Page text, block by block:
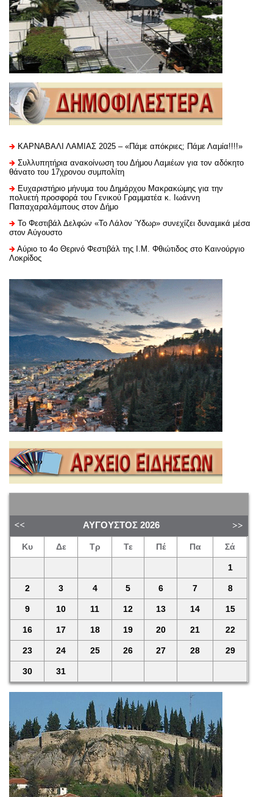
ΚΑΡΝΑΒΑΛΙ ΛΑΜΙΑΣ 2025 – «Πάμε απόκριες; Πάμε Λαμία!!!!»
Συλλυπητήρια ανακοίνωση του Δήμου Λαμιέων για τον αδόκητο
θάνατο του 17χρονου συμπολίτη
Ευχαριστήριo μήνυμα του Δημάρχου Μακρακώμης για την
πολυετή προσφορά του Γενικού Γραμματέα κ. Ιωάννη
Παπαχαραλάμπους στον Δήμο
Το Φεστιβάλ Δελφών «Το Λάλον Ύδωρ» συνεχίζει δυναμικά μέσα
στον Αύγουστο
Αύριο το 4ο Θερινό Φεστιβάλ της Ι.Μ. Φθιώτιδος στο Καινούργιο
Λοκρίδος
ΑΎΓΟΥΣΤΟΣ 2026
Κυ Δε Τρ Τε Πέ Πα Σά
1
2 3 4 5 6 7 8
9 10 11 12 13 14 15
16 17 18 19 20 21 22
23 24 25 26 27 28 29
30 31